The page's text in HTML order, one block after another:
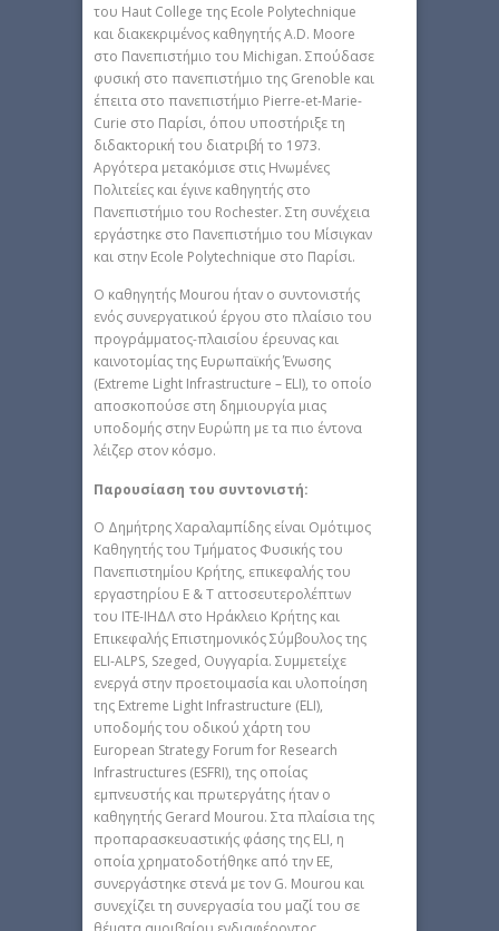
του Haut College της Ecole Polytechnique
και διακεκριμένος καθηγητής A.D. Moore
στο Πανεπιστήμιο του Michigan. Σπούδασε
φυσική στο πανεπιστήμιο της Grenoble και
έπειτα στο πανεπιστήμιο Pierre-et-Marie-
Curie στο Παρίσι, όπου υποστήριξε τη
διδακτορική του διατριβή το 1973.
Αργότερα μετακόμισε στις Ηνωμένες
Πολιτείες και έγινε καθηγητής στο
Πανεπιστήμιο του Rochester. Στη συνέχεια
εργάστηκε στο Πανεπιστήμιο του Μίσιγκαν
και στην Ecole Polytechnique στο Παρίσι.
Ο καθηγητής Mourou ήταν ο συντονιστής
ενός συνεργατικού έργου στο πλαίσιο του
προγράμματος-πλαισίου έρευνας και
καινοτομίας της Ευρωπαϊκής Ένωσης
(Extreme Light Infrastructure – ELI), το οποίο
αποσκοπούσε στη δημιουργία μιας
υποδομής στην Ευρώπη με τα πιο έντονα
λέιζερ στον κόσμο.
Παρουσίαση του συντονιστή:
Ο Δημήτρης Χαραλαμπίδης είναι Ομότιμος
Καθηγητής του Τμήματος Φυσικής του
Πανεπιστημίου Κρήτης, επικεφαλής του
εργαστηρίου Ε & Τ αττοσευτερολέπτων
του ΙΤΕ-ΙΗΔΛ στο Ηράκλειο Κρήτης και
Επικεφαλής Επιστημονικός Σύμβουλος της
ELI-ALPS, Szeged, Ουγγαρία. Συμμετείχε
ενεργά στην προετοιμασία και υλοποίηση
της Extreme Light Infrastructure (ELI),
υποδομής του οδικού χάρτη του
European Strategy Forum for Research
Infrastructures (ESFRI), της οποίας
εμπνευστής και πρωτεργάτης ήταν ο
καθηγητής Gerard Mourou. Στα πλαίσια της
προπαρασκευαστικής φάσης της ELI, η
οποία χρηματοδοτήθηκε από την ΕΕ,
συνεργάστηκε στενά με τον G. Mourou και
συνεχίζει τη συνεργασία του μαζί του σε